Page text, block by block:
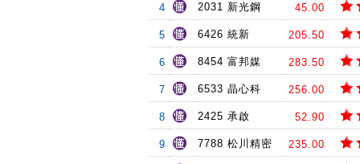
4 2031 新光鋼 45.00
5 6426 統新 205.50
6 8454 富邦媒 283.50
7 6533 晶心科 256.00
8 2425 承啟 52.90
9 7788 松川精密 235.00